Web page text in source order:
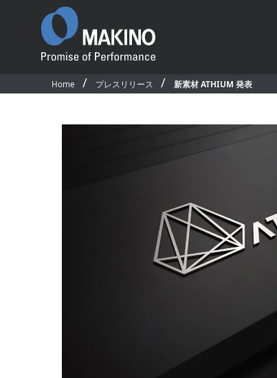
5軸制御横形マシニングセンタ
立形マシニングセンタ
CAD/CAM
マシン制御
オペレーテ
アプリケー
ネットワー
Promise of
ごあいさつ
サステナビリティ
従業員行動規範
公的研究活動
競争的研究費等の
Home プレスリリース 新素材 ATHIUM 発表